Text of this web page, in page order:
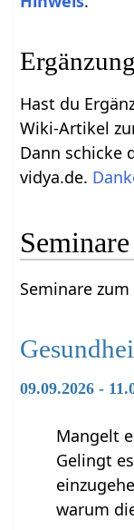
Hast du
Wiki-Artikel
Dann schicke
vidya.de.
Seminare
Seminare
09.09.2026 -
Mangelt
Gelingt
warum